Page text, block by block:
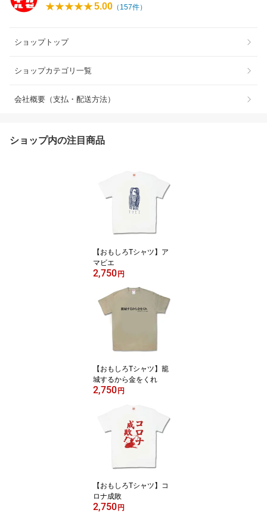
5.00 （ 157件）
ショップトップ
ショップカテゴリ一覧
会社概要（支払・配送方法）
ショップ内の注目商品
【おもしろTシャツ】ア
マビエ
2,750 円
【おもしろTシャツ】籠
城するから金をくれ
2,750 円
【おもしろTシャツ】コ
ロナ成敗
2,750 円